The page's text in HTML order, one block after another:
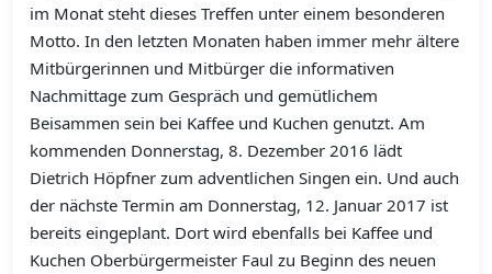
im Monat steht dieses Treffen unter einem besonderen
Motto. In den letzten Monaten haben immer mehr ältere
Mitbürgerinnen und Mitbürger die informativen
Nachmittage zum Gespräch und gemütlichem
Beisammen sein bei Kaffee und Kuchen genutzt. Am
kommenden Donnerstag, 8. Dezember 2016 lädt
Dietrich Höpfner zum adventlichen Singen ein. Und auch
der nächste Termin am Donnerstag, 12. Januar 2017 ist
bereits eingeplant. Dort wird ebenfalls bei Kaffee und
Kuchen Oberbürgermeister Faul zu Beginn des neuen